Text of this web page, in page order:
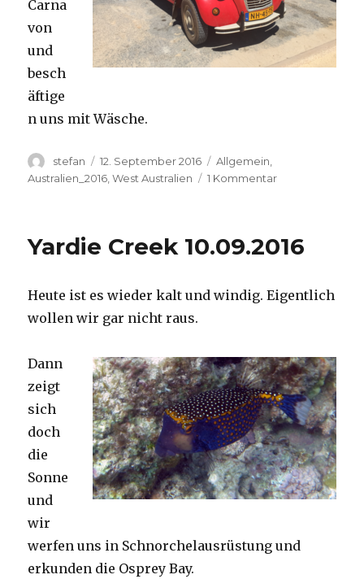
Carna
von
und
besch
äftige
n uns mit Wäsche.
Autor
stefan
Veröffentlicht
am
12. September 2016 Kategorien
Allgemein
Australien_2016 ,West Australien 1 Kommentarzu
Yardie Creek 10.09.2016
Heute ist es wieder kalt und windig. Eigentlich
wollen wir gar nicht raus.
Dann
zeigt
sich
doch
die
Sonne
und
wir
werfen uns in Schnorchelausrüstung und
erkunden die Osprey Bay.